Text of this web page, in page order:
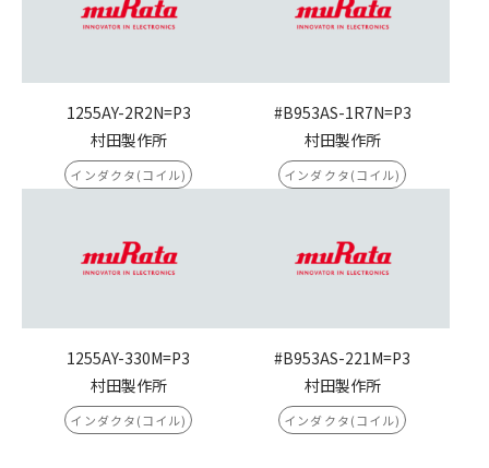
1255AY-2R2N=P3
村田製作所
インダクタ(コイル)
#B953AS-1R7N=P3
村田製作所
インダクタ(コイル)
1255AY-330M=P3
村田製作所
インダクタ(コイル)
#B953AS-221M=P3
村田製作所
インダクタ(コイル)